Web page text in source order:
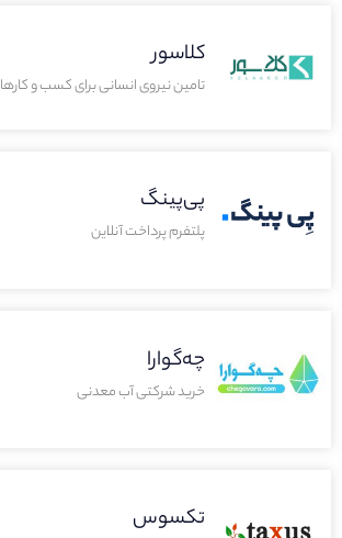
کلاسور
تامین نیروی انسانی برای کسب و کارها
پی‌پینگ
پلتفرم پرداخت آنلاین
چه‌گوارا
خرید شرکتی آب معدنی
تکسوس